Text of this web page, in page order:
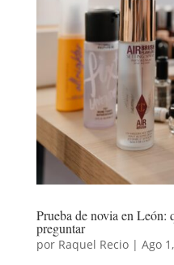
Prueba de novia en León:
preguntar
por Raquel Recio| Ago